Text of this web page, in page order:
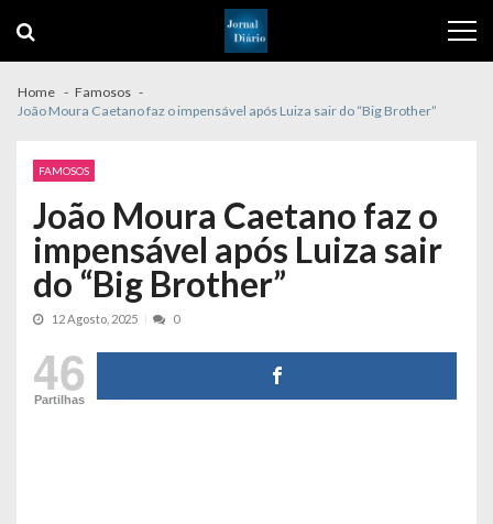
navigation
content
Home
Famosos
João Moura Caetano faz o impensável após Luiza sair do “Big Brother”
FAMOSOS
João Moura Caetano faz o
impensável após Luiza sair
do “Big Brother”
12 Agosto, 2025 0
46
Partilhas